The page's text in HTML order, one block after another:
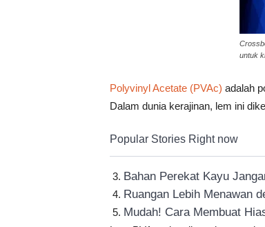
untuk
Polyvinyl Acetate (PVAc) adalah
Dalam dunia kerajinan, lem ini
Popular Stories Right now
Bahan Perekat Kayu
Ruangan Lebih Menawan
Mudah! Cara Membuat